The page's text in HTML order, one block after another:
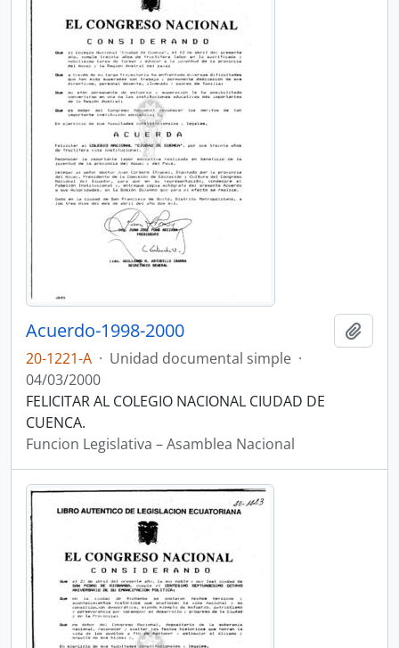
Acuerdo-1998-2000
20-1221-A · Unidad documental simple ·
04/03/2000
FELICITAR AL COLEGIO NACIONAL CIUDAD DE
CUENCA.
Funcion Legislativa – Asamblea Nacional